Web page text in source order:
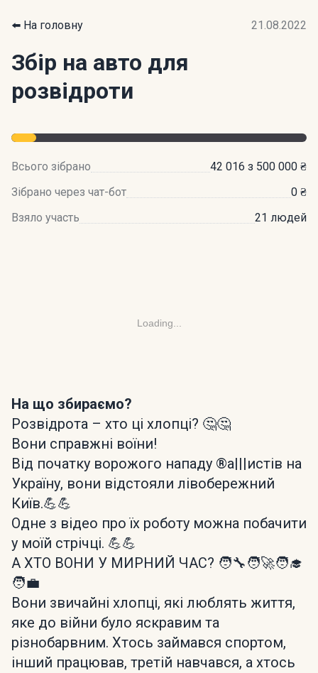
⬅️ На головну 21.08.2022
Збір на авто для
розвідроти
Всього зібрано
42 016 з 500 000 ₴
Зібрано через чат-бот
0 ₴
Взяло участь
21 людей
Loading...
На що збираємо?
Розвідрота – хто ці хлопці? 🤔🤔
Вони справжні воїни!
Від початку ворожого нападу ®а|||истів на
Україну, вони відстояли лівобережний
Київ.💪💪
Одне з відео про їх роботу можна побачити
у моїй стрічці. 💪💪
А ХТО ВОНИ У МИРНИЙ ЧАС? 🧑‍🔧🧑‍🚀🧑‍🎓
🧑‍💼
Вони звичайні хлопці, які люблять життя,
яке до війни було яскравим та
різнобарвним. Хтось займався спортом,
інший працював, третій навчався, а хтось